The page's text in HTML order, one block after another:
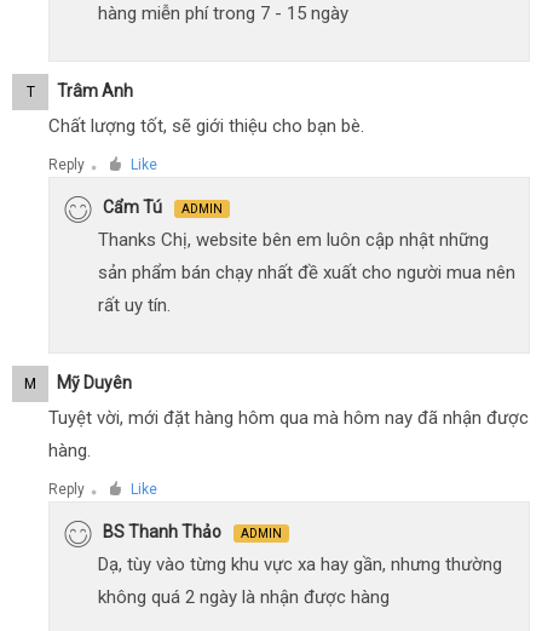
hàng miễn phí trong 7 - 15 ngày
T Trâm Anh
Chất lượng tốt, sẽ giới thiệu cho bạn bè.
Reply ● Like
Cẩm Tú ADMIN
Thanks Chị, website bên em luôn cập nhật những
sản phẩm bán chạy nhất đề xuất cho người mua nên
rất uy tín.
M Mỹ Duyên
Tuyệt vời, mới đặt hàng hôm qua mà hôm nay đã nhận được
hàng.
Reply ● Like
BS Thanh Thảo ADMIN
Dạ, tùy vào từng khu vực xa hay gần, nhưng thường
không quá 2 ngày là nhận được hàng